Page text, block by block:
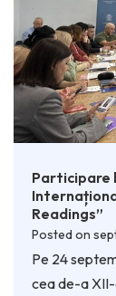
Participare
Readings”
Posted on
Pe 24
cea de-a